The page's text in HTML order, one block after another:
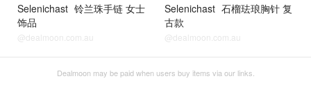
Selenichast 铃兰珠手链 女士
饰品
@dealmoon.com.au
Selenichast 石榴珐琅胸针 复
古款
@dealmoon.com.au
Dealmoon may be paid when users buy items via our links.